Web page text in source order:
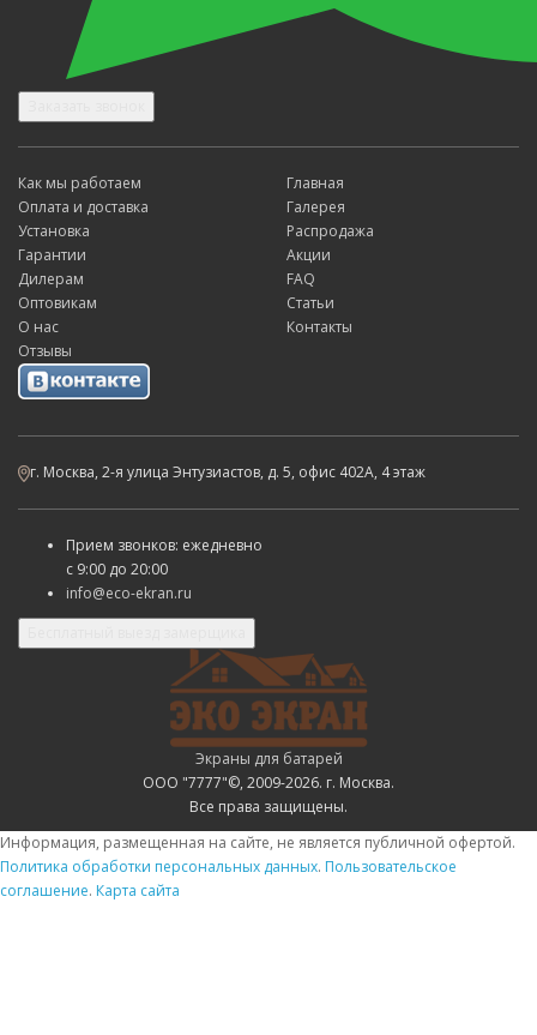
Как мы работаем
Оплата и доставка
Установка
Гарантии
Дилерам
Оптовикам
О нас
Отзывы
Главная
Галерея
Распродажа
Акции
FAQ
Статьи
Контакты
г. Москва, 2-я улица Энтузиастов, д. 5, офис 402А, 4 этаж
Прием звонков: ежедневно
с 9:00 до 20:00
info@eco-ekran.ru
Экраны для батарей
ООО "7777"©, 2009-2026. г. Москва.
Все права защищены.
Информация, размещенная на сайте, не является публичной офертой.
Политика обработки персональных данных. Пользовательское
соглашение. Карта сайта